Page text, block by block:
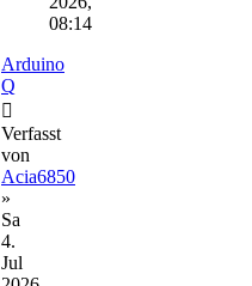
08:14
Arduino
Q
Verfasst
von
Acia6850
»
Sa
4.
Jul